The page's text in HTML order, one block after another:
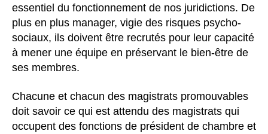
essentiel du fonctionnement de nos juridictions. De
plus en plus manager, vigie des risques psycho-
sociaux, ils doivent être recrutés pour leur capacité
à mener une équipe en préservant le bien-être de
ses membres.
Chacune et chacun des magistrats promouvables
doit savoir ce qui est attendu des magistrats qui
occupent des fonctions de président de chambre et